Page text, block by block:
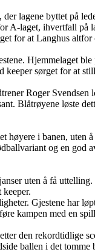
lagene byttet på
A-laget, ihvertfall på
for at Langhus
Hjemmelaget
sørget for at
Roger
Blåtrøyene løste
i banen, uten
og en god
uten å få
Gjestene har
kampen med en
den rekordtidlige
ballen i det